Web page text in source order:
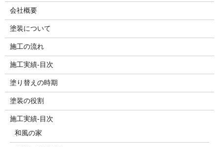
会社概要
塗装について
施工の流れ
施工実績-目次
塗り替えの時期
塗装の役割
施工実績-目次
和風の家